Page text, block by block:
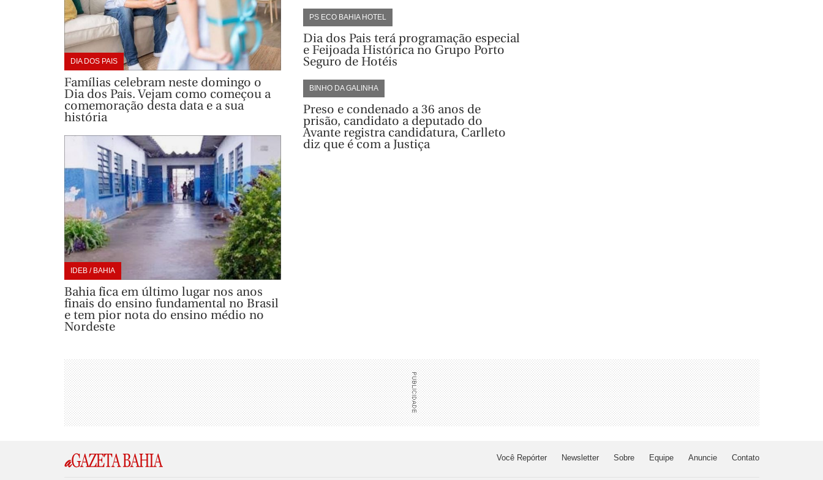
DIA DOS PAIS
Famílias celebram neste domingo o
Dia dos Pais. Vejam como começou a
comemoração desta data e a sua
história
IDEB / BAHIA
Bahia fica em último lugar nos anos
finais do ensino fundamental no Brasil
e tem pior nota do ensino médio no
Nordeste
PS ECO BAHIA HOTEL
Dia dos Pais terá programação especial
e Feijoada Histórica no Grupo Porto
Seguro de Hotéis
BINHO DA GALINHA
Preso e condenado a 36 anos de
prisão, candidato a deputado do
Avante registra candidatura, Carlleto
diz que é com a Justiça
Você Repórter Newsletter Sobre Equipe Anuncie Contato